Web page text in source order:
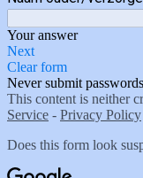
Your answer
Next
Clear form
Never submit
This content is neither
Service - Privacy Policy
Does this form look